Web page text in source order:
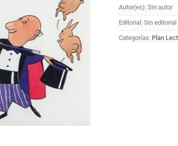
Autor(es): Sin autor
Editorial: Sin editorial
Categorías: Plan